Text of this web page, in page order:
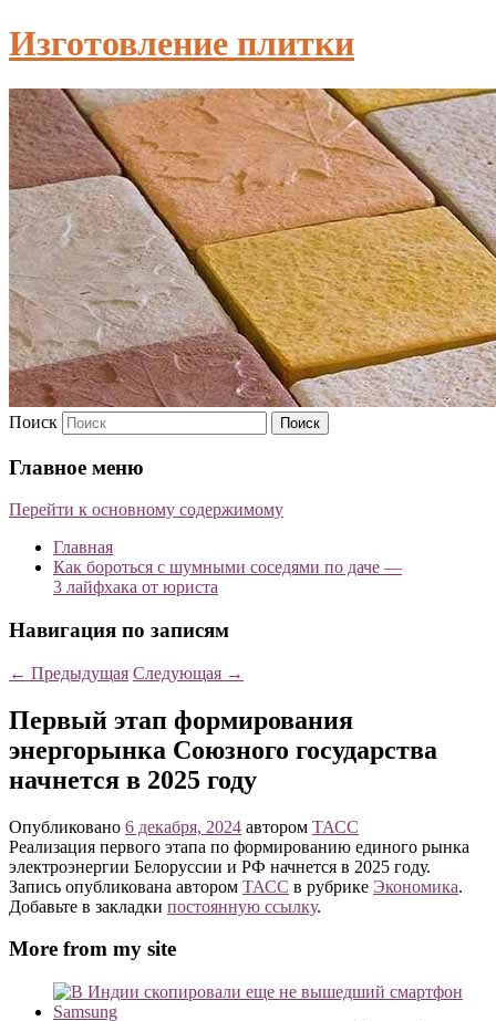
Изготовление плитки
Поиск
Главное меню
Перейти к основному содержимому
Главная
Как бороться с шумными соседями по даче —
3 лайфхака от юриста
Навигация по записям
← Предыдущая Следующая →
Первый этап формирования
энергорынка Союзного государства
начнется в 2025 году
Опубликовано 6 декабря, 2024 автором ТАСС
Реализация первого этапа по формированию единого рынка
электроэнергии Белоруссии и РФ начнется в 2025 году.
Запись опубликована автором ТАСС в рубрике Экономика.
Добавьте в закладки постоянную ссылку.
More from my site